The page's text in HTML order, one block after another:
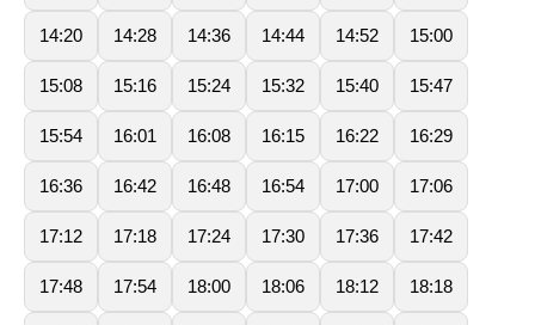
14:20 14:28 14:36 14:44 14:52 15:00
15:08 15:16 15:24 15:32 15:40 15:47
15:54 16:01 16:08 16:15 16:22 16:29
16:36 16:42 16:48 16:54 17:00 17:06
17:12 17:18 17:24 17:30 17:36 17:42
17:48 17:54 18:00 18:06 18:12 18:18